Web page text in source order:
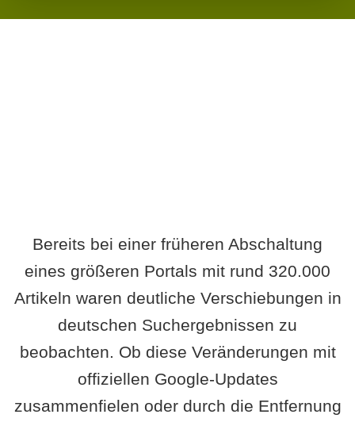
Bereits bei einer früheren Abschaltung
eines größeren Portals mit rund 320.000
Artikeln waren deutliche Verschiebungen in
deutschen Suchergebnissen zu
beobachten. Ob diese Veränderungen mit
offiziellen Google-Updates
zusammenfielen oder durch die Entfernung